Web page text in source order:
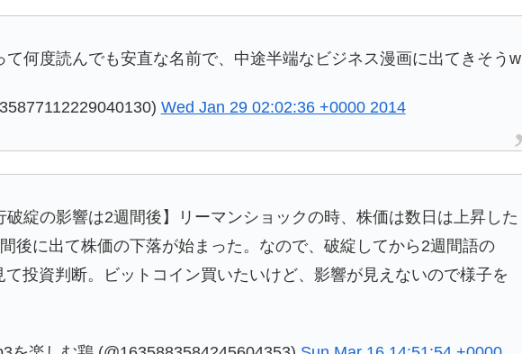
て何度読んでも安直な名前で、中途半端なビジネス漫画に出てきそうw
Wed Jan 29 02:02:36 +0000 2014
破綻の影響は2週間後】リーマンショックの時、株価は数日は上昇した
後に出て株価の下落が始まった。なので、破綻してから2週間語の
投資判断。ビットコイン買いたいけど、影響が見えないので様子を